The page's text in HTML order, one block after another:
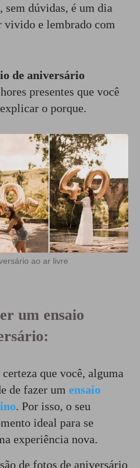
sem dúvidas, é um dia
vivido e lembrado com
de aniversário
presentes que você
o porque.
ao ar livre
um ensaio
que você, alguma
de fazer um ensaio
. Por isso, o seu
ideal para se
experiência nova.
de fotos de aniversário